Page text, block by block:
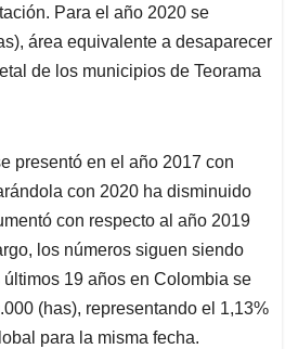
Para el año 2020 se
área equivalente a desaparecer
de los municipios de Teorama
presentó en el año 2017 con
con 2020 ha disminuido
con respecto al año 2019
los números siguen siendo
19 años en Colombia se
(has), representando el 1,13%
para la misma fecha.